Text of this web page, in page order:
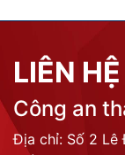
LIÊN HỆ
Công an
Địa chỉ: Số 2 Lê